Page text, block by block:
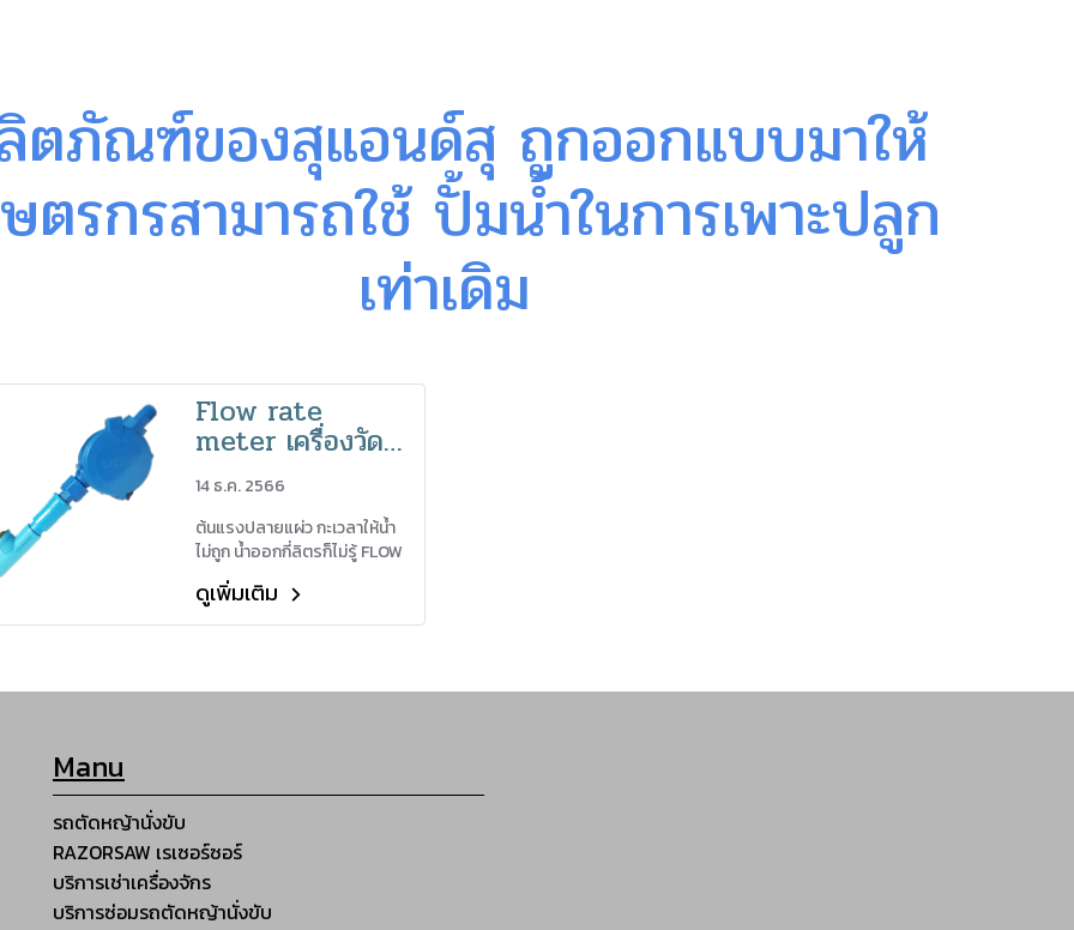
ตภัณฑ์ของสุแอนด์สุ ถูกออกแบบมาให้
ตรกรสามารถใช้ ปั้มน้ำในการเพาะปลูก
เท่าเดิม
Flow rate
meter เครื่องวัด
อัตตราการไหลและ
แรงดันเพื่อระบบน้ำ
14 ธ.ค. 2566
ต้นแรงปลายแผ่ว กะเวลาให้น้ำ
ไม่ถูก น้ำออกกี่ลิตรก็ไม่รู้ FLOW
RATE METER ช่วยคุณได้!
ดูเพิ่มเติม
Manu
รถตัดหญ้านั่งขับ
RAZORSAW เรเซอร์ซอร์
บริการเช่าเครื่องจักร
บริการซ่อมรถตัดหญ้านั่งขับ